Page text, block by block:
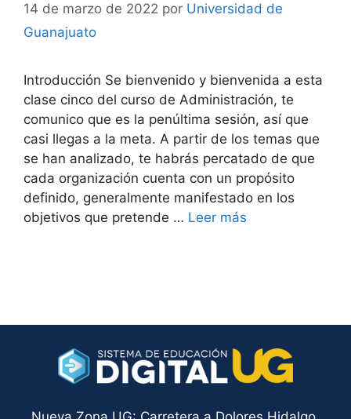
14 de marzo de 2022 por Universidad de
Guanajuato
Introducción Se bienvenido y bienvenida a esta
clase cinco del curso de Administración, te
comunico que es la penúltima sesión, así que
casi llegas a la meta. A partir de los temas que
se han analizado, te habrás percatado de que
cada organización cuenta con un propósito
definido, generalmente manifestado en los
objetivos que pretende … Leer más